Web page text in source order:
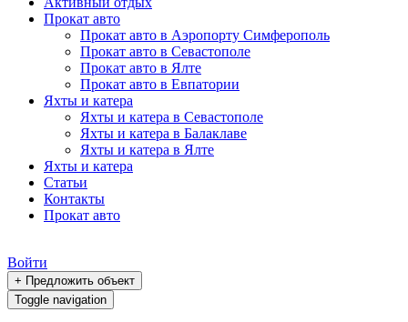
Прокат авто
Прокат авто в Аэропорту Симферополь
Прокат авто в Севастополе
Прокат авто в Ялте
Прокат авто в Евпатории
Яхты и катера
Яхты и катера в Севастополе
Яхты и катера в Балаклаве
Яхты и катера в Ялте
Яхты и катера
Статьи
Контакты
Прокат авто
Войти
+ Предложить объект
Toggle navigation